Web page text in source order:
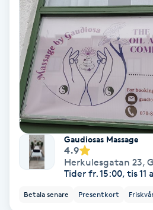
Microshading
Mixfransar
Nagelförlängning
Nagelförlängning akryl
Nagelförlängning gelé
Nagelförlängning glasfiber
Gaudiosas Massage
4.9
Herkulesgatan 23,
Tider fr. 15:00, tis 11
Betala senare Presentkort